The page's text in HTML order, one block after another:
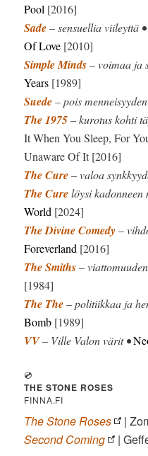
Pool [2016]
Sade– sensuellia viileyttä
Of Love [2010]
Simple Minds– voimaa ja
Years [1989]
Suede– pois
The 1975– kurotus kohti
It When You Sleep, For
Unaware Of It [2016]
The Cure– valoa
The Curelöysi
World [2024]
The Divine Comedy–
Foreverland [2016]
The Smiths–
[1984]
The The– politiikkaa ja
Bomb [1989]
VV– Ville Valon värit •
💿
THE STONE ROSES
FINNA.FI
The Stone Roses
|
Second Coming
|